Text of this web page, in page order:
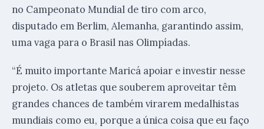
no Campeonato Mundial de tiro com arco,
disputado em Berlim, Alemanha, garantindo assim,
uma vaga para o Brasil nas Olimpíadas.
“É muito importante Maricá apoiar e investir nesse
projeto. Os atletas que souberem aproveitar têm
grandes chances de também virarem medalhistas
mundiais como eu, porque a única coisa que eu faço